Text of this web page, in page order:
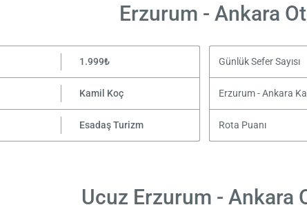
Erzurum - Ankara
1.999₺ Günlük Sefer Sayısı
Kamil Koç Erzurum - Ankara
Esadaş Turizm Rota Puanı
Ucuz Erzurum - Ankara